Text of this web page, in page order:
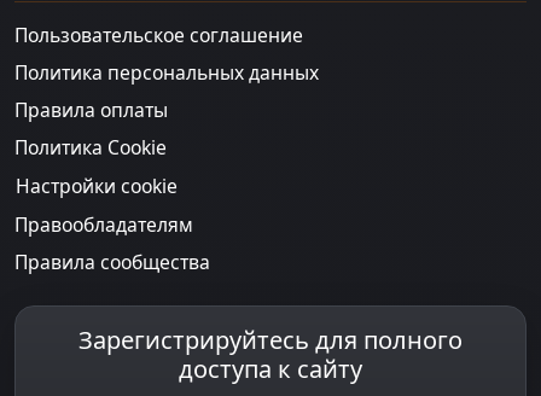
Пользовательское соглашение
Политика персональных данных
Правила оплаты
Политика Cookie
Настройки cookie
Правообладателям
Правила сообщества
Зарегистрируйтесь для полного
доступа к сайту